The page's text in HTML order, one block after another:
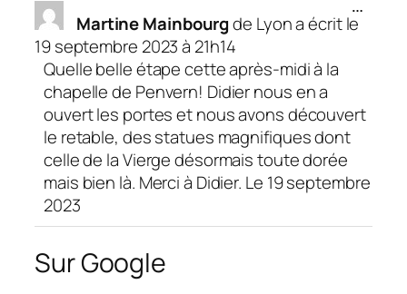
Martine Mainbourgde Lyona écrit le
19 septembre 2023 à 21h14
Quelle belle étape cette après-midi à la
chapelle de Penvern! Didier nous en a
ouvert les portes et nous avons découvert
le retable, des statues magnifiques dont
celle de la Vierge désormais toute dorée
mais bien là. Merci à Didier. Le 19 septembre
2023
…
Sur Google